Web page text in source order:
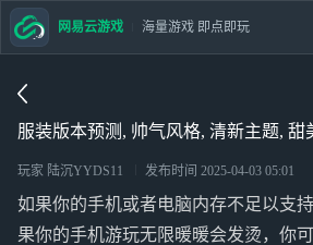
服装版本预测, 帅气风格, 清新主题, 甜
玩家 陆沉YYDS11 发布时间 2025-04-03 05:01
如果你的手机或者电脑内存不足以支
果你的手机游玩无限暖暖会发烫，你
网易云游戏 海量游戏 即点即玩